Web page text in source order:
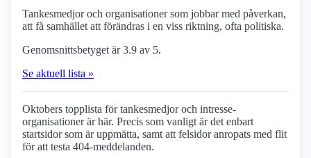
Tankesmedjor och organisationer som jobbar med påverkan,
att få samhället att förändras i en viss riktning, ofta politiska.
Genomsnittsbetyget är 3.9 av 5.
Se aktuell lista »
Oktobers topplista för tankesmedjor och intresse­
organisationer är här. Precis som vanligt är det enbart
startsidor som är uppmätta, samt att felsidor anropats med flit
för att testa 404-meddelanden.